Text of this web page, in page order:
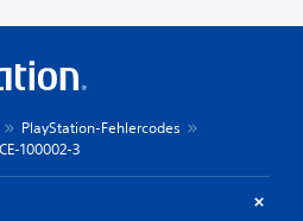
PlayStation-Fehlercodes
CE-100002-3